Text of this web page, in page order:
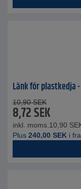
Länk för plastkedja
10,90 SEK
8,72SEK
inkl. moms. 10,90
Plus 240,00 SEK i